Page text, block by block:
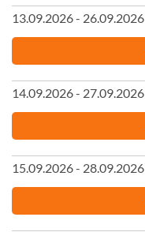
13.09.2026 - 26.09.2026
14.09.2026 - 27.09.2026
15.09.2026 - 28.09.2026